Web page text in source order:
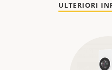
ULTERIORI